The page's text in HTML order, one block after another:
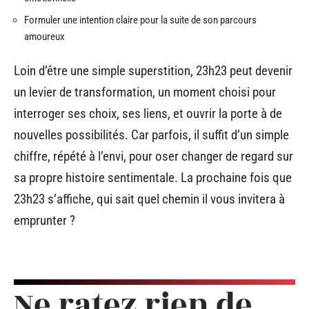
Formuler une intention claire pour la suite de son parcours
amoureux
Loin d’être une simple superstition, 23h23 peut devenir
un levier de transformation, un moment choisi pour
interroger ses choix, ses liens, et ouvrir la porte à de
nouvelles possibilités. Car parfois, il suffit d’un simple
chiffre, répété à l’envi, pour oser changer de regard sur
sa propre histoire sentimentale. La prochaine fois que
23h23 s’affiche, qui sait quel chemin il vous invitera à
emprunter ?